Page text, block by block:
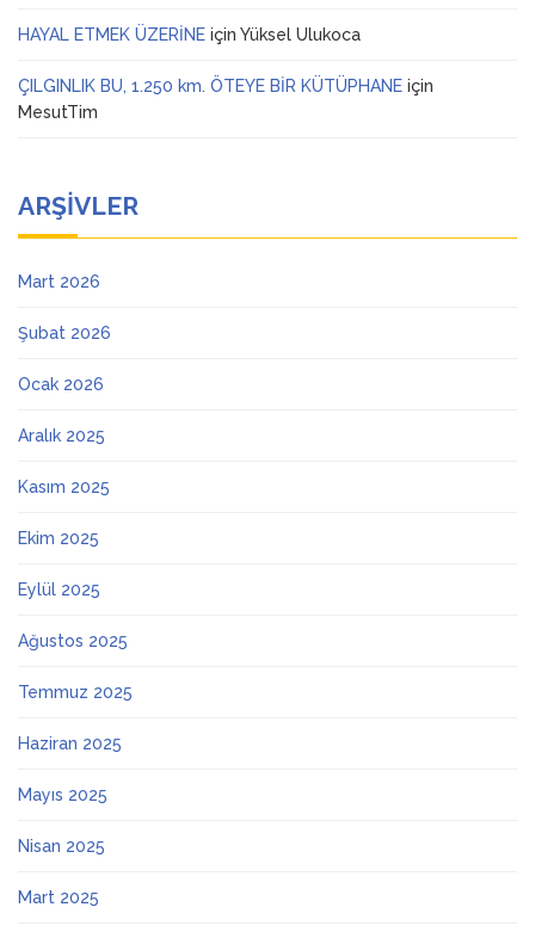
HAYAL ETMEK ÜZERİNE için Yüksel Ulukoca
ÇILGINLIK BU, 1.250 km. ÖTEYE BİR KÜTÜPHANE için
MesutTim
ARŞIVLER
Mart 2026
Şubat 2026
Ocak 2026
Aralık 2025
Kasım 2025
Ekim 2025
Eylül 2025
Ağustos 2025
Temmuz 2025
Haziran 2025
Mayıs 2025
Nisan 2025
Mart 2025